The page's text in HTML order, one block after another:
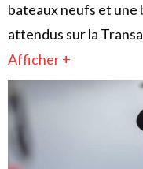
bateaux neufs et une
attendus sur la
Afficher +